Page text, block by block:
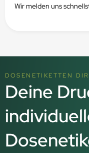
Wir melden uns
DOSENETIKETTEN
Deine